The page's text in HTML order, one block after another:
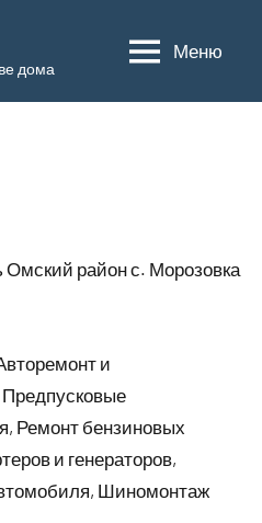
дома
Меню
Омский район с. Морозовка
и
Ремонт бензиновых
и генераторов,
Шиномонтаж